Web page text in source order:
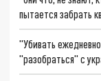
пытается забрать
"Убивать
"разобраться" с